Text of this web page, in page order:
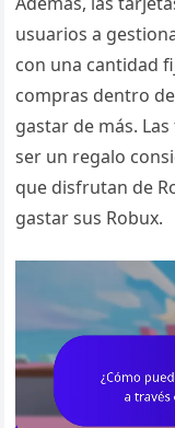
usuarios a
con una cantidad
compras dentro
gastar de más.
ser un regalo
que disfrutan de
gastar sus Robux.